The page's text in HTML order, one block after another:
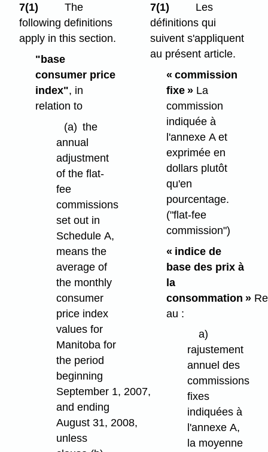
7(1)
The
following definitions
apply in this section.
"base
consumer price
index", in
relation to
(a) the
annual
adjustment
of the flat-
fee
commissions
set out in
Schedule A,
means the
average of
the monthly
consumer
price index
values for
Manitoba for
the period
beginning
September 1, 2007,
and ending
August 31, 2008,
unless
7(1)
Les
définitions qui
suivent s'appliquent
au présent article.
« commission
fixe»La
commission
indiquée à
l'annexe A et
exprimée en
dollars plutôt
qu'en
pourcentage.
("flat-fee
commission")
« indice de
base des prix à
la
consommation »
au :
a)
rajustement
annuel des
commissions
fixes
indiquées à
l'annexe A,
la moyenne